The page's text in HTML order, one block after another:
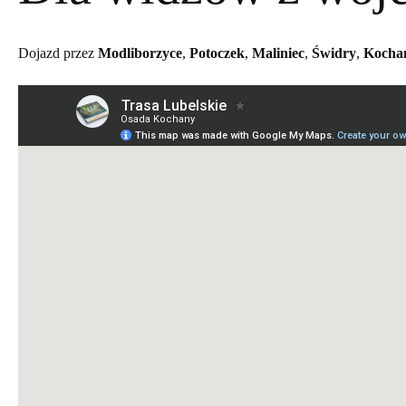
Dojazd przez Modliborzyce, Potoczek, Maliniec, Świdry,